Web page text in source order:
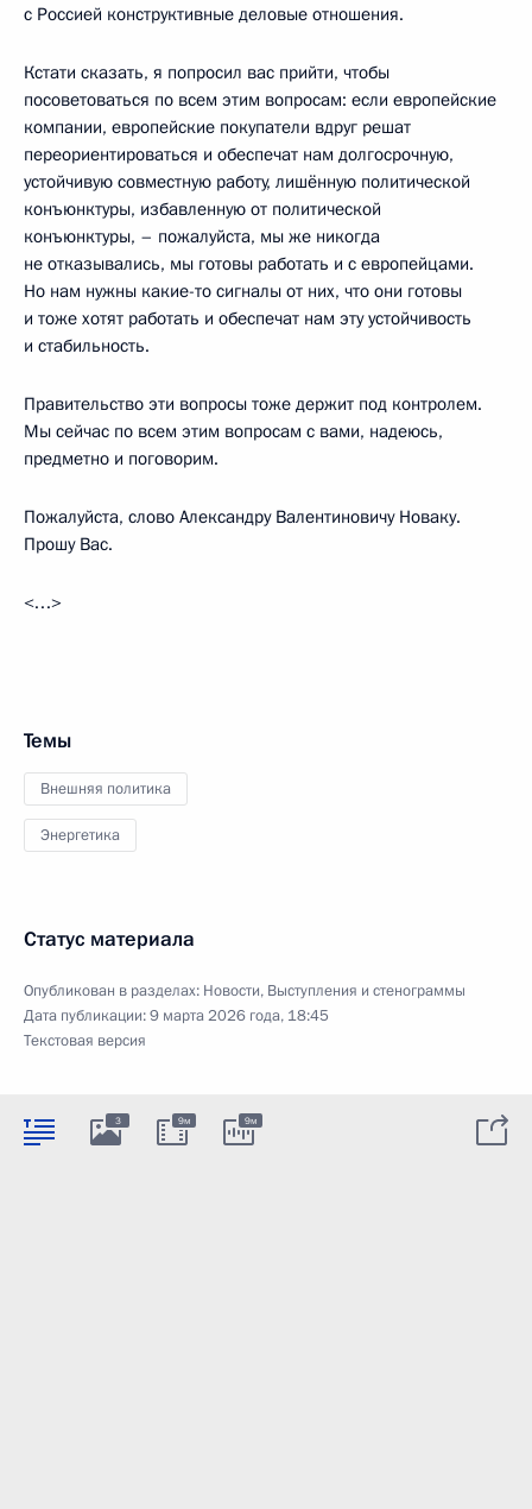
с Россией конструктивные деловые отношения.
Кстати сказать, я попросил вас прийти, чтобы
посоветоваться по всем этим вопросам: если европейские
компании, европейские покупатели вдруг решат
переориентироваться и обеспечат нам долгосрочную,
устойчивую совместную работу, лишённую политической
конъюнктуры, избавленную от политической
конъюнктуры, – пожалуйста, мы же никогда
не отказывались, мы готовы работать и с европейцами.
Но нам нужны какие-то сигналы от них, что они готовы
и тоже хотят работать и обеспечат нам эту устойчивость
и стабильность.
Правительство эти вопросы тоже держит под контролем.
Мы сейчас по всем этим вопросам с вами, надеюсь,
предметно и поговорим.
Пожалуйста, слово Александру Валентиновичу Новаку.
Прошу Вас.
<…>
Темы
Внешняя политика
Энергетика
Статус материала
Опубликован в разделах: Новости, Выступления и стенограммы
Дата публикации:9 марта 2026 года, 18:45
Текстовая версия
3 9м 9м